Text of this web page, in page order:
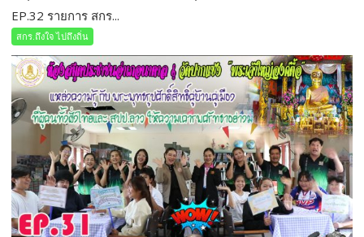
EP.32 รายการ สกร...
สกร.ถึงใจ ไปถึงถิ่น